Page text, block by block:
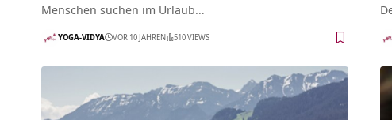
Menschen suchen im Urlaub…
YOGA-VIDYA VOR 10 JAHREN 510 VIEWS